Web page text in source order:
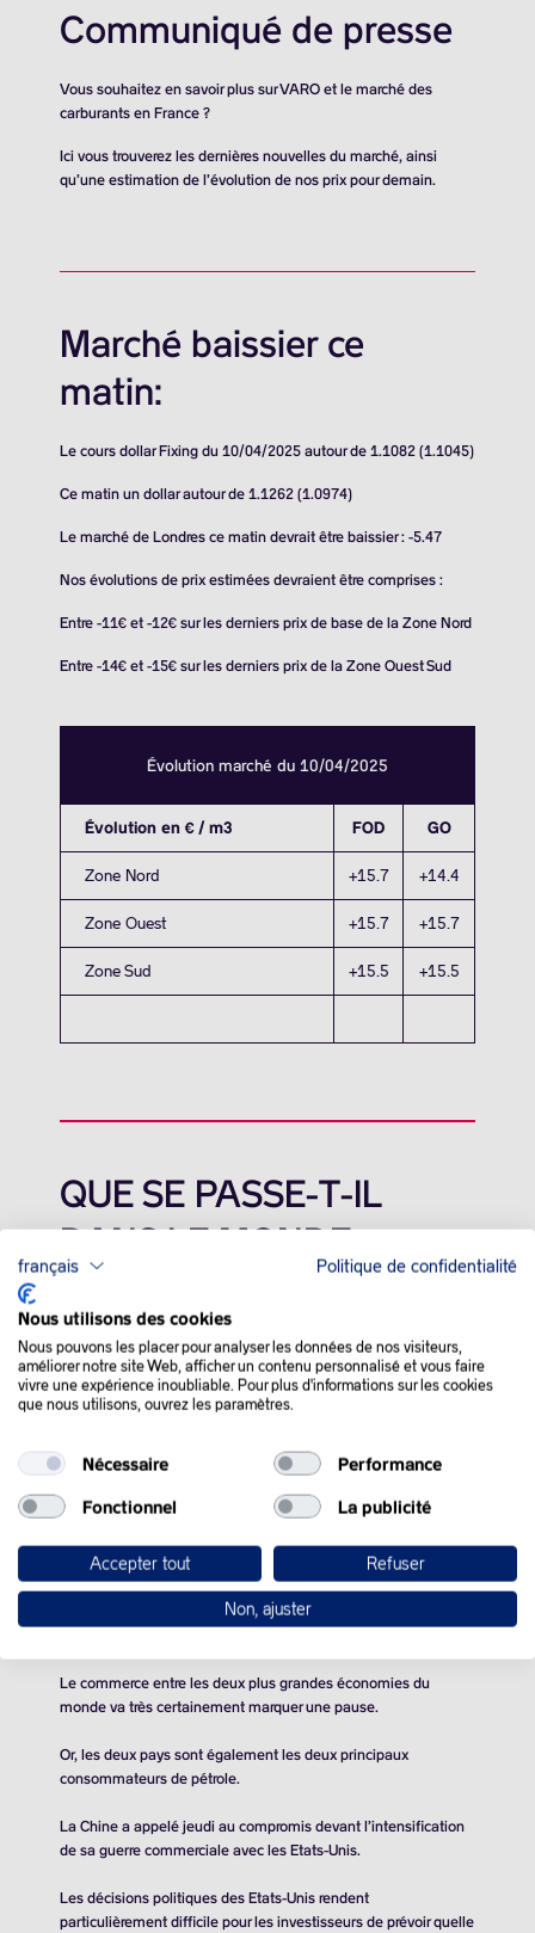
Communiqué de presse
Vous souhaitez en savoir plus sur VARO et le marché des
carburants en France ?
Ici vous trouverez les dernières nouvelles du marché, ainsi
qu’une estimation de l’évolution de nos prix pour demain.
Marché baissier ce
matin:
Le cours dollar Fixing du 10/04/2025 autour de 1.1082 (1.1045)
Ce matin un dollar autour de 1.1262 (1.0974)
Le marché de Londres ce matin devrait être baissier : -5.47
Nos évolutions de prix estimées devraient être comprises :
Entre -11€ et -12€ sur les derniers prix de base de la Zone Nord
Entre -14€ et -15€ sur les derniers prix de la Zone Ouest Sud
Évolution marché du 10/04/2025
Évolution en € / m3 FOD GO
Zone Nord +15.7 +14.4
Zone Ouest +15.7 +15.7
Zone Sud +15.5 +15.5
QUE SE PASSE-T-IL
DANS LE MONDE :
commerciale qui perdure entre les États-Unis et la Chine,
malgré le revirement de Donald Trump sur une grande partie
des droits de douane appliqués mercredi.
remonter fortement avant la clôture, bien au-delà des60
dollars
, porté par les nouvelles annonces de M. Trump sur les
droits de douane.
Mais l’embellie n’a pas duré, car Washington a porté jeudi à
145% ses droits de douane additionnels sur les importations
chinoises. Pékin en est pour le moment à 84% de surtaxes sur
Le commerce entre les deux plus grandes économies du
monde va très certainement marquer une pause.
Or, les deux pays sont également les deux principaux
consommateurs de pétrole.
La Chine a appelé jeudi au compromis devant l’intensification
de sa guerre commerciale avec les Etats-Unis.
Les décisions politiques des Etats-Unis rendent
particulièrement difficile pour les investisseurs de prévoir quelle
français Politique de confidentialité
Nous utilisons des cookies
Nous pouvons les placer pour analyser les données de nos visiteurs,
améliorer notre site Web, afficher un contenu personnalisé et vous faire
vivre une expérience inoubliable. Pour plus d'informations sur les cookies
que nous utilisons, ouvrez les paramètres.
Nécessaire Performance
Fonctionnel La publicité
Accepter tout Refuser
Non, ajuster